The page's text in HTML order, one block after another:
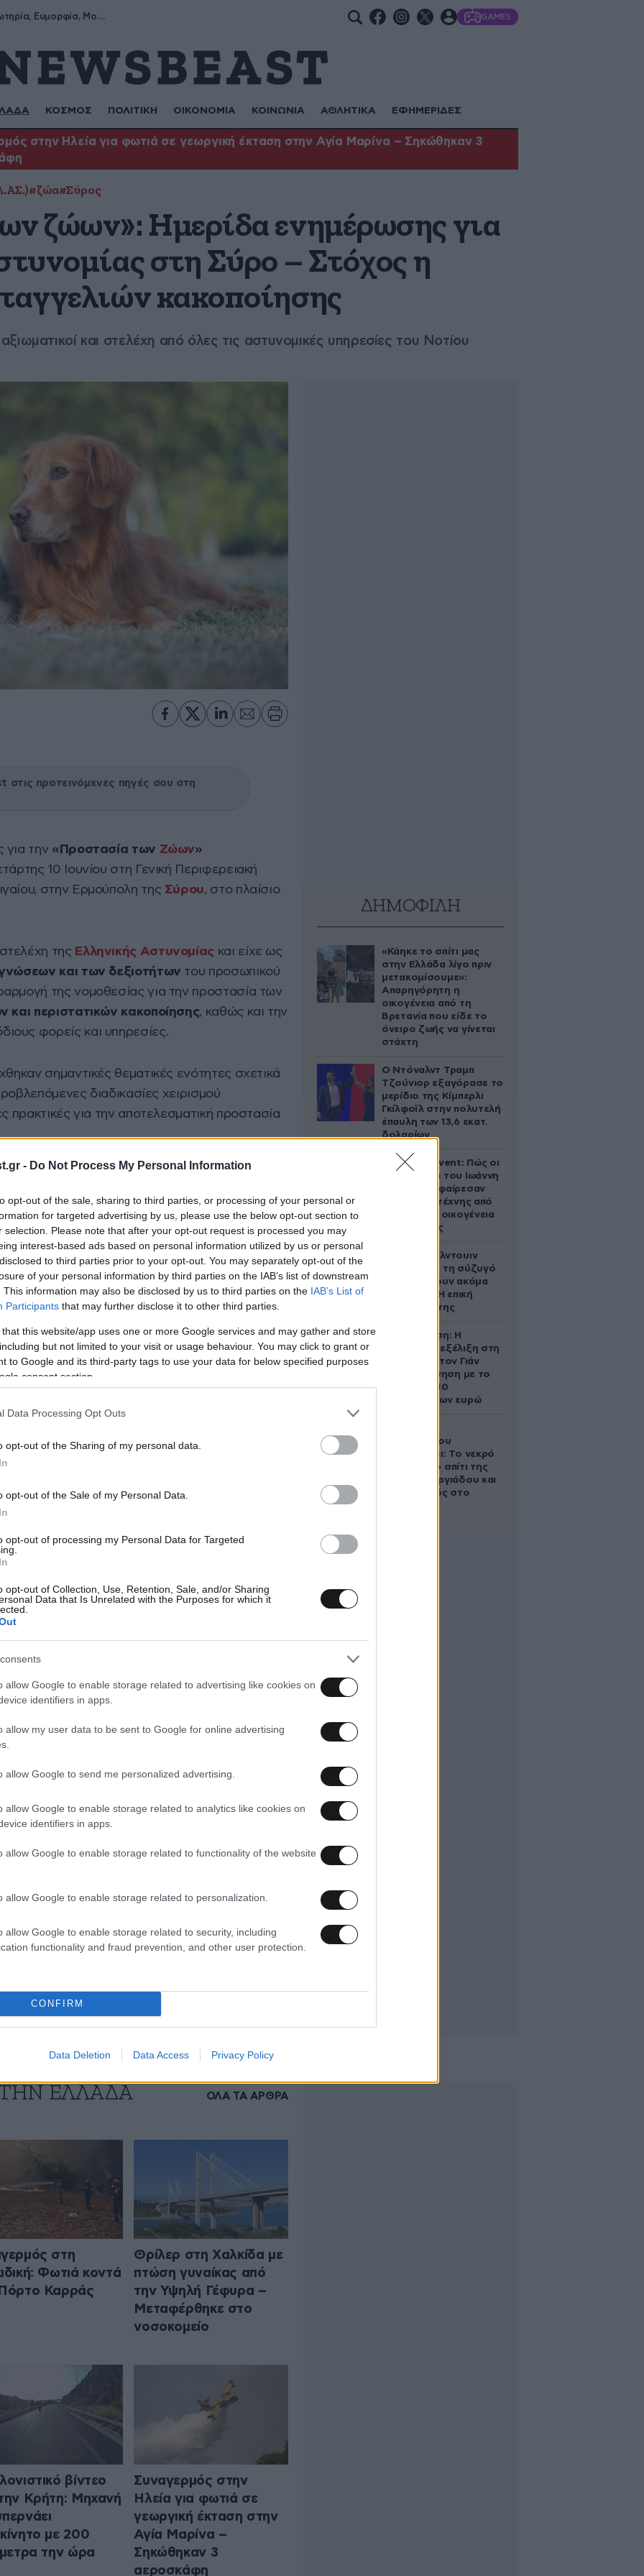
- Do Not Process My Personal Information
opt-out of the sale, sharing to third parties, or processing of your personal or
for targeted advertising by us, please use the below opt-out section to
selection. Please note that after your opt-out request is processed you may
interest-based ads based on personal information utilized by us or personal
to third parties prior to your opt-out. You may separately opt-out of the
of your personal information by third parties on the IAB’s list of downstream
This information may also be disclosed by us to third parties on the IAB’s List of
Participants that may further disclose it to other third parties.
that this website/app uses one or more Google services and may gather and store
but not limited to your visit or usage behaviour. You may click to grant or
to Google and its third-party tags to use your data for below specified purposes
consent section.
Data Processing Opt Outs
opt-out of the Sharing of my personal data.
opt-out of the Sale of my Personal Data.
opt-out of processing my Personal Data for Targeted
opt-out of Collection, Use, Retention, Sale, and/or Sharing
Data that Is Unrelated with the Purposes for which it
allow Google to enable storage related to advertising like cookies on
identifiers in apps.
allow my user data to be sent to Google for online advertising
allow Google to send me personalized advertising.
allow Google to enable storage related to analytics like cookies on
identifiers in apps.
allow Google to enable storage related to functionality of the website
allow Google to enable storage related to personalization.
allow Google to enable storage related to security, including
functionality and fraud prevention, and other user protection.
CONFIRM
Data Deletion Data Access Privacy Policy
Σωτήρης, Σωτηρία, Ευμορφία, Μορφούλα GAMES
ΚΟΣΜΟΣ ΠΟΛΙΤΙΚΗ ΟΙΚΟΝΟΜΙΑ ΚΟΙΝΩΝΙΑ ΑΘΛΗΤΙΚΑ ΕΦΗΜΕΡΙΔΕΣ
στην Ηλεία για φωτιά σε γεωργική έκταση στην Αγία Μαρίνα – Σηκώθηκαν 3
#ζώα#Σύρος
ζώων»: Ημερίδα ενημέρωσης για
στη Σύρο – Στόχος η
κακοποίησης
και στελέχη από όλες τις αστυνομικές υπηρεσίες του Νοτίου
στις προτεινόμενες πηγές σου στη
για την «Προστασία των Ζώων»
10 Ιουνίου στη Γενική Περιφερειακή
στην Ερμούπολη της Σύρου, στο πλαίσιο
της Ελληνικής Αστυνομίας και είχε ως
και των δεξιοτήτων του προσωπικού
της νομοθεσίας για την προστασία των
και περιστατικών κακοποίησης, καθώς και την
φορείς και υπηρεσίες.
σημαντικές θεματικές ενότητες σχετικά
διαδικασίες χειρισμού
πρακτικές για την αποτελεσματική προστασία
εισαγγελική λειτουργός για θέματα
Πρωτοδικών Σύρου, Ευτυχία Ταβουλαρέα, η
Ανάπτυξης και Πρασίνου του δήμου Σύρου-
καθώς και ο προϊστάμενος του Τμήματος
Γενικής Περιφερειακής Αστυνομικής
Α’ Σταμάτιος Βούλγαρης.
και στελέχη από όλες τις αστυνομικές
το αυξημένο ενδιαφέρον και τη
των ζώων και στην αποτελεσματική
σύμφωνα με το ΑΠΕ-ΜΠΕ.
ΔΗΜΟΦΙΛΗ
«Κάηκε το σπίτι μας
στην Ελλάδα λίγο πριν
μετακομίσουμε»:
Απαρηγόρητη η
οικογένεια από τη
Βρετανία που είδε το
όνειρο ζωής να γίνεται
στάχτη
Ο Ντόναλντ Τραμπ
Τζούνιορ εξαγόρασε το
μερίδιο της Κίμπερλι
Γκίλφοϊλ στην πολυτελή
έπαυλη των 13,6 εκατ.
δολαρίων
Παλάτι Marivent: Πώς οι
κληρονόμοι του Ιωάννη
Σαριδάκη αφαίρεσαν
1.300 έργα τέχνης από
τη βασιλική οικογένεια
της Ισπανίας
Ο Άλεκ Μπάλντουιν
ζήτησε από τη σύζυγό
του να κάνουν ακόμα
ένα παιδί – Η επική
αντίδρασή της
Αθηνά Ωνάση: Η
απρόσμενη εξέλιξη στη
διαμάχη με τον Γιάν
Τοπς – Η κίνηση με το
άλογο των 10
εκατομμυρίων ευρώ
Τζώρτζογλου
αποκαλύπτει: Το νεκρό
έμβρυο στο σπίτι της
Μαρίας Γεωργιάδου και
ο εγκλεισμός στο
ΕΛΛΑΔΑ ΟΛΑ ΤΑ ΑΡΘΡΑ
στη
Φωτιά κοντά
Καρράς
Θρίλερ στη Χαλκίδα με
πτώση γυναίκας από
την Υψηλή Γέφυρα –
Μεταφέρθηκε στο
νοσοκομείο
βίντεο
Κρήτη: Μηχανή
με 200
την ώρα
Συναγερμός στην
Ηλεία για φωτιά σε
γεωργική έκταση στην
Αγία Μαρίνα –
Σηκώθηκαν 3
αεροσκάφη